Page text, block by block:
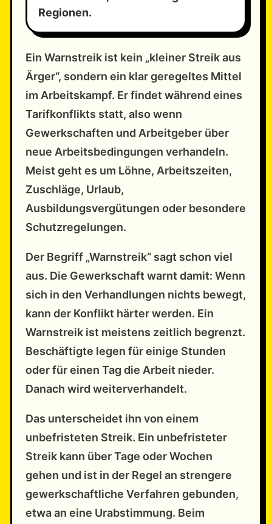
Regionen.
Ein Warnstreik ist kein „kleiner Streik aus
Ärger“, sondern ein klar geregeltes Mittel
im Arbeitskampf. Er findet während eines
Tarifkonflikts statt, also wenn
Gewerkschaften und Arbeitgeber über
neue Arbeitsbedingungen verhandeln.
Meist geht es um Löhne, Arbeitszeiten,
Zuschläge, Urlaub,
Ausbildungsvergütungen oder besondere
Schutzregelungen.
Der Begriff „Warnstreik“ sagt schon viel
aus. Die Gewerkschaft warnt damit: Wenn
sich in den Verhandlungen nichts bewegt,
kann der Konflikt härter werden. Ein
Warnstreik ist meistens zeitlich begrenzt.
Beschäftigte legen für einige Stunden
oder für einen Tag die Arbeit nieder.
Danach wird weiterverhandelt.
Das unterscheidet ihn von einem
unbefristeten Streik. Ein unbefristeter
Streik kann über Tage oder Wochen
gehen und ist in der Regel an strengere
gewerkschaftliche Verfahren gebunden,
etwa an eine Urabstimmung. Beim